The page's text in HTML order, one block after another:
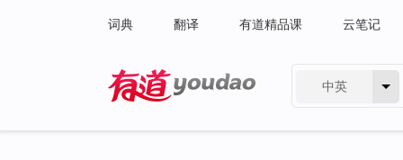
词典 翻译 有道精品课 云笔记
中英